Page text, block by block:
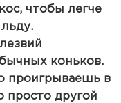
чтобы легче
коньков.
проигрываешь в
просто другой